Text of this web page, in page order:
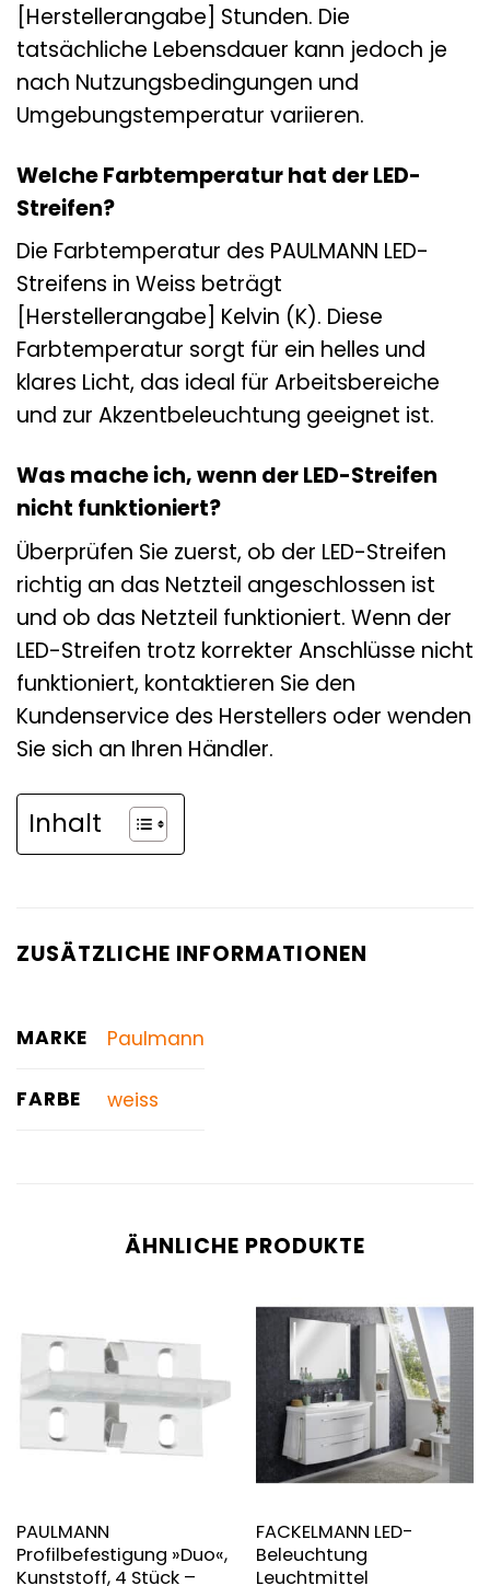
[Herstellerangabe] Stunden. Die
tatsächliche Lebensdauer kann jedoch je
nach Nutzungsbedingungen und
Umgebungstemperatur variieren.
Welche Farbtemperatur hat der LED-
Streifen?
Die Farbtemperatur des PAULMANN LED-
Streifens in Weiss beträgt
[Herstellerangabe] Kelvin (K). Diese
Farbtemperatur sorgt für ein helles und
klares Licht, das ideal für Arbeitsbereiche
und zur Akzentbeleuchtung geeignet ist.
Was mache ich, wenn der LED-Streifen
nicht funktioniert?
Überprüfen Sie zuerst, ob der LED-Streifen
richtig an das Netzteil angeschlossen ist
und ob das Netzteil funktioniert. Wenn der
LED-Streifen trotz korrekter Anschlüsse nicht
funktioniert, kontaktieren Sie den
Kundenservice des Herstellers oder wenden
Sie sich an Ihren Händler.
Inhalt
ZUSÄTZLICHE INFORMATIONEN
MARKE Paulmann
FARBE weiss
ÄHNLICHE PRODUKTE
PAULMANN
Profilbefestigung »Duo«,
Kunststoff, 4 Stück –
FACKELMANN LED-
Beleuchtung
Leuchtmittel